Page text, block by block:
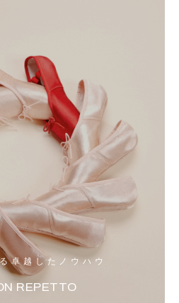
卓越したノウハウ
REPETTO